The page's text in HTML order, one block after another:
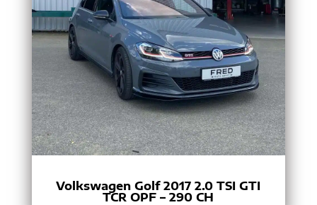
Volkswagen Golf 2017 2.0 TSI GTI
TCR OPF – 290 CH